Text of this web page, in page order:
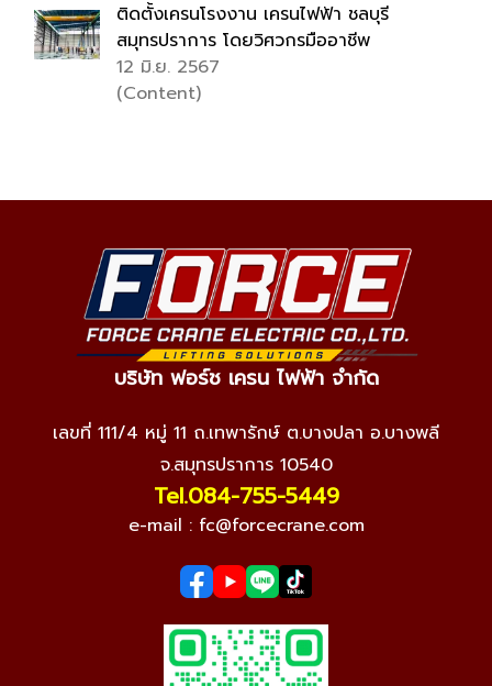
ติดตั้งเครนโรงงาน เครนไฟฟ้า ชลบุรี
สมุทรปราการ โดยวิศวกรมืออาชีพ
12 มิ.ย. 2567
(Content)
บริษัท ฟอร์ช เครน ไฟฟ้า จำกัด
เลขที่ 111/4 หมู่ 11 ถ.เทพารักษ์ ต.บางปลา อ.บางพลี
จ.สมุทรปราการ 10540
Tel.084-755-5449
e-mail : fc@forcecrane.com